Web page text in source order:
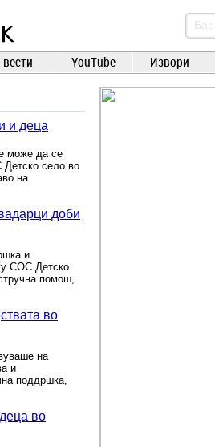
YouTube Извори
и деца
може да се
Детско село во
на
доби
и
СОС Детско
помош,
во
на
и
поддршка,
во